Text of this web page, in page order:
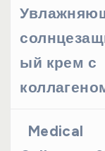
ый крем с
Medical